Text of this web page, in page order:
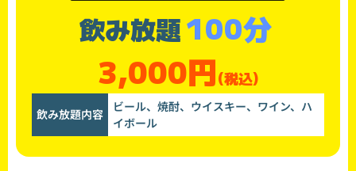
飲み放題100分
3,000円(税込)
飲み放題内容
ビール、焼酎、ウイスキー、ワイン、ハ
イボール